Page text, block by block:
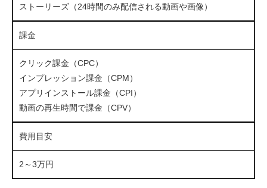
ストーリーズ（24時間のみ配信される動画や画像）
課金
クリック課金（CPC）
インプレッション課金（CPM）
アプリインストール課金（CPI）
動画の再生時間で課金（CPV）
費用目安
2～3万円